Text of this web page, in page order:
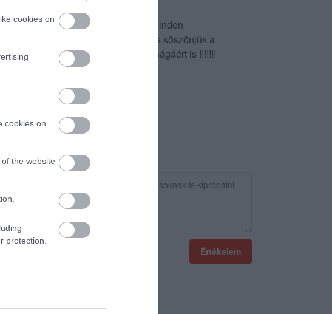
cookies on
cookies on
the website
protection.
fogadd őszinte gratulációnkat !!!! Minden
a konyhán dolgozóknak, és köszönjük a
köszönet a mosdóhelyek tisztaságáért is !!!!!!!
/a 70 éves/ Ági
Értékelem